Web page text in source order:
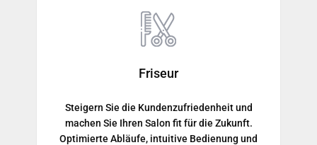
Friseur
Steigern Sie die Kundenzufriedenheit und
machen Sie Ihren Salon fit für die Zukunft.
Optimierte Abläufe, intuitive Bedienung und